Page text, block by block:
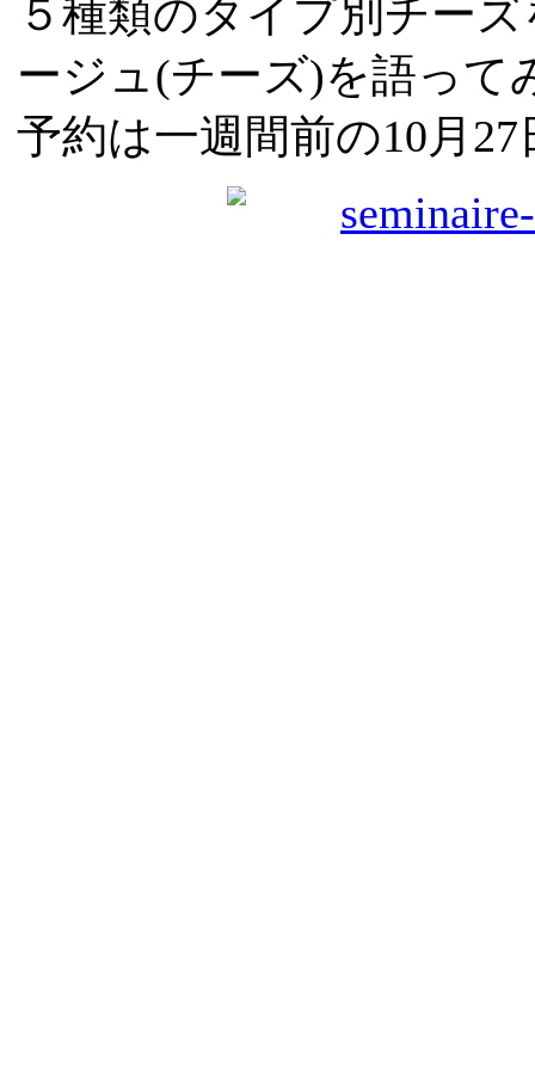
５種類のタイプ別チー
ージュ(チーズ)を語って
予約は一週間前の10月